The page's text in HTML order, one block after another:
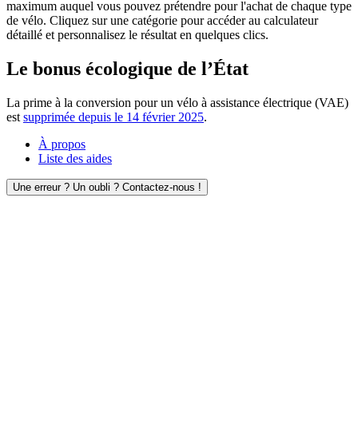
maximum auquel vous pouvez prétendre pour l'achat de chaque type
de vélo. Cliquez sur une catégorie pour accéder au calculateur
détaillé et personnalisez le résultat en quelques clics.
Le bonus écologique de l’État
La prime à la conversion pour un vélo à assistance électrique (VAE)
est supprimée depuis le 14 février 2025.
À propos
Liste des aides
Une erreur ? Un oubli ? Contactez-nous !